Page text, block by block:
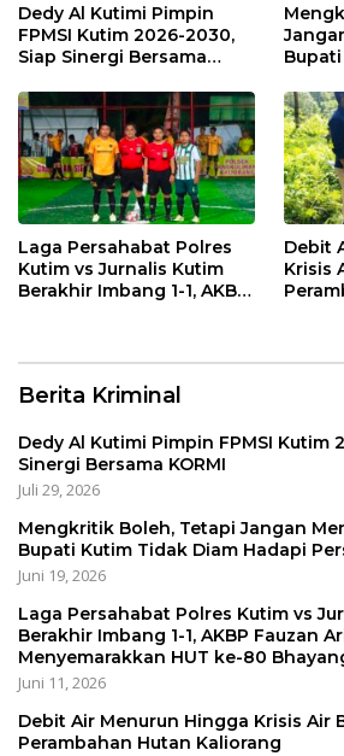
Dedy Al Kutimi Pimpin
FPMSI Kutim 2026-2030,
Siap Sinergi Bersama
Laga Persahabat Polres
Kutim vs Jurnalis Kutim
Berakhir Imbang 1-1, AKBP
Debit
Krisis
Berita Kriminal
Dedy Al Kutimi Pimpin FPMSI Kutim
Sinergi Bersama KORMI
Juli 29, 2026
Mengkritik Boleh, Tetapi Jangan
Bupati Kutim Tidak Diam Hadapi
Juni 19, 2026
Laga Persahabat Polres Kutim vs
Berakhir Imbang 1-1, AKBP Fauzan
Menyemarakkan HUT ke-80
Juni 11, 2026
Debit Air Menurun Hingga Krisis Air
Perambahan Hutan Kaliorang